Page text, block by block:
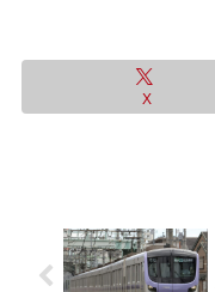
X